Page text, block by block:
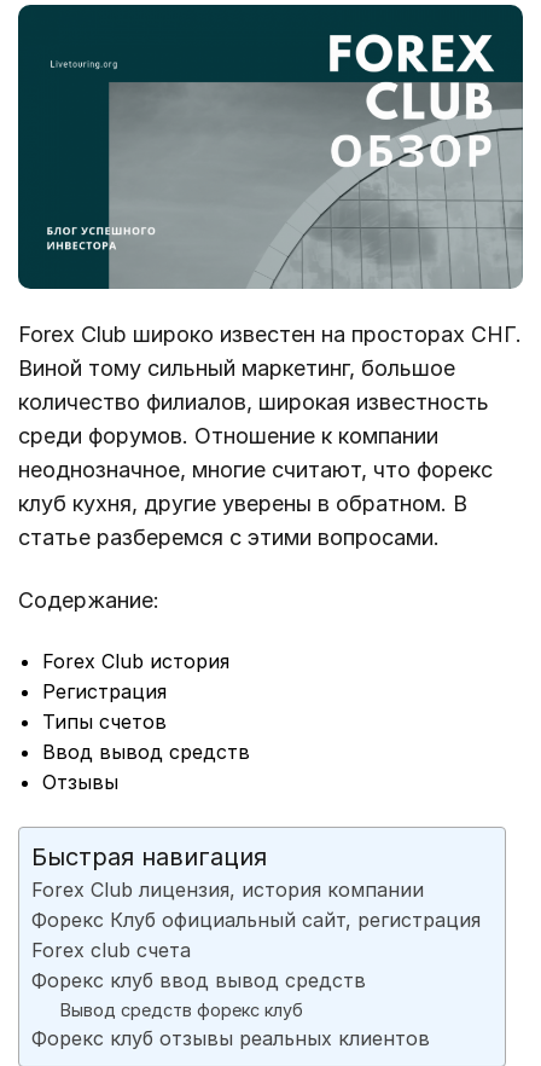
Forex Club широко известен на просторах СНГ.
Виной тому сильный маркетинг, большое
количество филиалов, широкая известность
среди форумов. Отношение к компании
неоднозначное, многие считают, что форекс
клуб кухня, другие уверены в обратном. В
статье разберемся с этими вопросами.
Содержание:
Forex Club история
Регистрация
Типы счетов
Ввод вывод средств
Отзывы
Быстрая навигация
Forex Club лицензия, история компании
Форекс Клуб официальный сайт, регистрация
Forex club счета
Форекс клуб ввод вывод средств
Вывод средств форекс клуб
Форекс клуб отзывы реальных клиентов